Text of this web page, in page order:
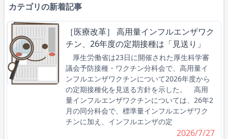
カテゴリの新着記事
［医療改革］ 高用量インフルエンザワク
チン、26年度の定期接種は「見送り」
厚生労働省は23日に開催された厚生科学審
議会予防接種・ワクチン分科会で、高用量イ
ンフルエンザワクチンについて2026年度から
の定期接種化を見送る方針を示した。 高用
量インフルエンザワクチンについては、26年2
月の同分科会で、標準量インフルエンザワク
チンに加え、インフルエンザの定
2026/7/27